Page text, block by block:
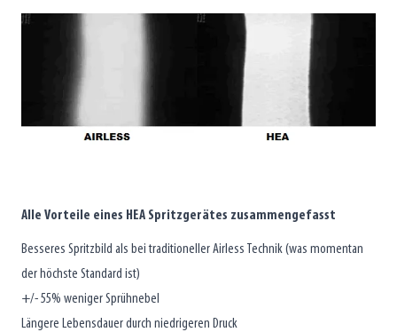
Alle Vorteile eines HEA Spritzgerätes zusammengefasst
Besseres Spritzbild als bei traditioneller Airless Technik (was momentan
der höchste Standard ist)
+/- 55% weniger Sprühnebel
Längere Lebensdauer durch niedrigeren Druck